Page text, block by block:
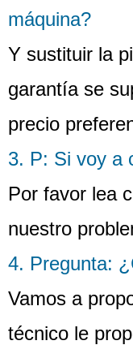
máquina?
Y sustituir la
garantía se
precio
3. P: Si voy a
Por favor lea
nuestro
4. Pregunta:
Vamos a
técnico le